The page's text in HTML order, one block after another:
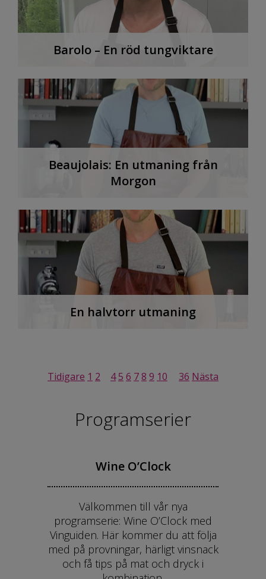
Barolo – En röd tungviktare
Beaujolais: En utmaning från
Morgon
En halvtorr utmaning
Tidigare 1 2 45 6 78 9 10 36 Nästa
Programserier
Wine O’Clock
Välkommen till vår nya
programserie: Wine O’Clock med
Vinguiden. Här kommer du att följa
med på provningar, härligt vinsnack
och få tips på mat och dryck i